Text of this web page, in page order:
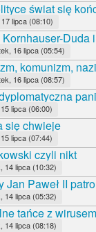
świat się
lipca (08:10)
Duda
16 lipca (05:54)
komunizm,
16 lipca (08:57)
lipca (06:00)
się chwieje
lipca (07:44)
czyli nikt
14 lipca (10:32)
Jan Paweł II
14 lipca (05:32)
tańce z wirusem
14 lipca (08:18)